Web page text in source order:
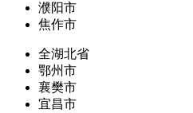
濮阳市
焦作市
全湖北省
鄂州市
襄樊市
宜昌市